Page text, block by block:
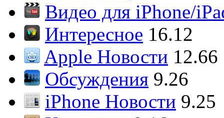
Видео для iPhone/
Интересное 16.12
Apple Новости 12.66
Обсуждения 9.26
iPhone Новости 9.25